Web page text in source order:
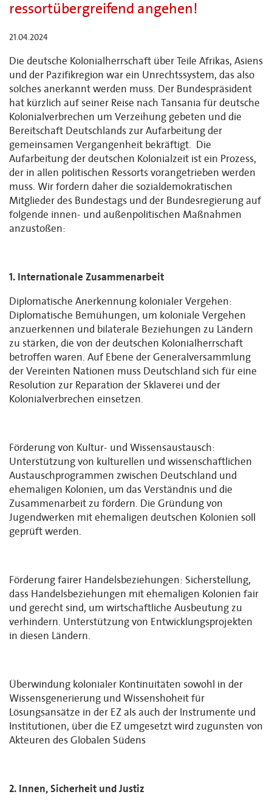
ressortübergreifend angehen!
21.04.2024
Die deutsche Kolonialherrschaft über Teile Afrikas, Asiens
und der Pazifikregion war ein Unrechtssystem, das also
solches anerkannt werden muss. Der Bundespräsident
hat kürzlich auf seiner Reise nach Tansania für deutsche
Kolonialverbrechen um Verzeihung gebeten und die
Bereitschaft Deutschlands zur Aufarbeitung der
gemeinsamen Vergangenheit bekräftigt. Die
Aufarbeitung der deutschen Kolonialzeit ist ein Prozess,
der in allen politischen Ressorts vorangetrieben werden
muss. Wir fordern daher die sozialdemokratischen
Mitglieder des Bundestags und der Bundesregierung auf
folgende innen- und außenpolitischen Maßnahmen
anzustoßen:
1. Internationale Zusammenarbeit
Diplomatische Anerkennung kolonialer Vergehen:
Diplomatische Bemühungen, um koloniale Vergehen
anzuerkennen und bilaterale Beziehungen zu Ländern
zu stärken, die von der deutschen Kolonialherrschaft
betroffen waren. Auf Ebene der Generalversammlung
der Vereinten Nationen muss Deutschland sich für eine
Resolution zur Reparation der Sklaverei und der
Kolonialverbrechen einsetzen.
Förderung von Kultur- und Wissensaustausch:
Unterstützung von kulturellen und wissenschaftlichen
Austauschprogrammen zwischen Deutschland und
ehemaligen Kolonien, um das Verständnis und die
Zusammenarbeit zu fördern. Die Gründung von
Jugendwerken mit ehemaligen deutschen Kolonien soll
geprüft werden.
Förderung fairer Handelsbeziehungen: Sicherstellung,
dass Handelsbeziehungen mit ehemaligen Kolonien fair
und gerecht sind, um wirtschaftliche Ausbeutung zu
verhindern. Unterstützung von Entwicklungsprojekten
in diesen Ländern.
Überwindung kolonialer Kontinuitäten sowohl in der
Wissensgenerierung und Wissenshoheit für
Lösungsansätze in der EZ als auch der Instrumente und
Institutionen, über die EZ umgesetzt wird zugunsten von
Akteuren des Globalen Südens
2. Innen, Sicherheit und Justiz